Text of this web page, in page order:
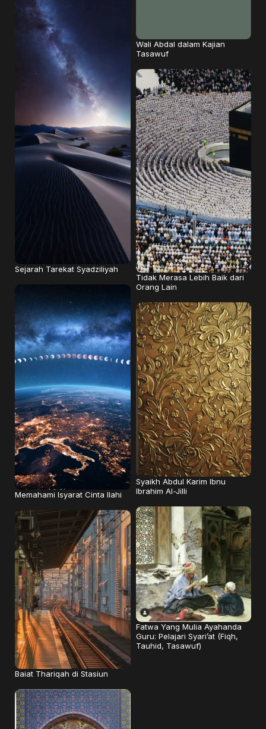
Sejarah Tarekat Syadziliyah
Wali Abdal dalam Kajian
Tasawuf
Memahami Isyarat Cinta Ilahi
Tidak Merasa Lebih Baik dari
Orang Lain
Baiat Thariqah di Stasiun
Syaikh Abdul Karim Ibnu
Ibrahim Al-Jilli
Fatwa Yang Mulia Ayahanda
Guru: Pelajari Syari’at (Fiqh,
Tauhid, Tasawuf)